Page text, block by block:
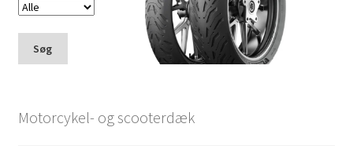
Søg
Motorcykel- og scooterdæk